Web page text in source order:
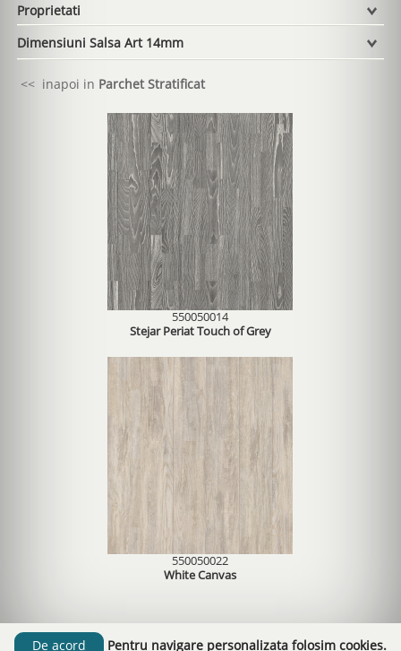
Proprietati
Dimensiuni Salsa Art 14mm
<< inapoi in Parchet Stratificat
550050014
Stejar Periat Touch of Grey
550050022
White Canvas
Pentru navigare personalizata folosim cookies.